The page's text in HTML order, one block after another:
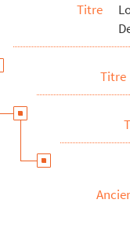
Titre
Titre